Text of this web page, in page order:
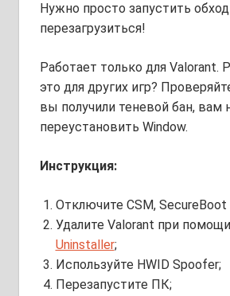
Нужно просто запустить
перезагрузиться!
Работает только для Valorant.
это для других игр?
вы получили теневой бан, вам
переустановить Window.
Инструкция:
Отключите CSM, SecureBoot
Удалите Valorant при помощи
Uninstaller;
Используйте HWID Spoofer;
Перезапустите ПК;